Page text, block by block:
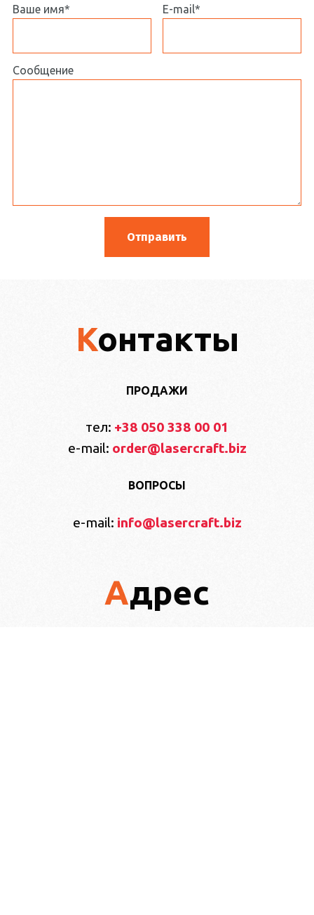
Ваше имя* E-mail*
Сообщение
Контакты
ПРОДАЖИ
тел: +38 050 338 00 01
e-mail: order@lasercraft.biz
ВОПРОСЫ
e-mail: info@lasercraft.biz
Адрес